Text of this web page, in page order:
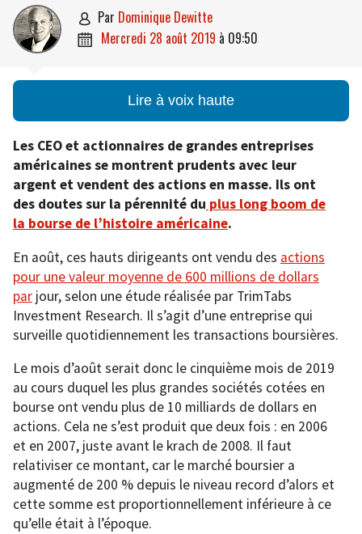
 par Dominique Dewitte
 mercredi 28 août 2019 à 09:50
Lire à voix haute
Les CEO et actionnaires de grandes entreprises
américaines se montrent prudents avec leur
argent et vendent des actions en masse. Ils ont
des doutes sur la pérennité du plus long boom de
la bourse de l’histoire américaine.
En août, ces hauts dirigeants ont vendu des actions
pour une valeur moyenne de 600 millions de dollars
par jour, selon une étude réalisée par TrimTabs
Investment Research. Il s’agit d’une entreprise qui
surveille quotidiennement les transactions boursières.
Le mois d’août serait donc le cinquième mois de 2019
au cours duquel les plus grandes sociétés cotées en
bourse ont vendu plus de 10 milliards de dollars en
actions. Cela ne s’est produit que deux fois : en 2006
et en 2007, juste avant le krach de 2008. Il faut
relativiser ce montant, car le marché boursier a
augmenté de 200 % depuis le niveau record d’alors et
cette somme est proportionnellement inférieure à ce
qu’elle était à l’époque.